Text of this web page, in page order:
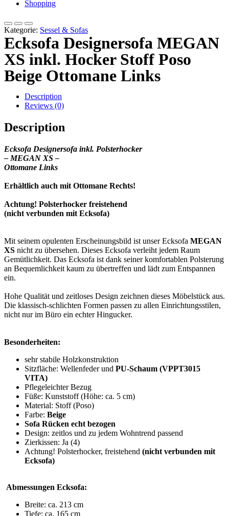
Shopping
Kategorie: Sessel & Sofas
Ecksofa Designersofa MEGAN
XS inkl. Hocker Stoff Poso
Beige Ottomane Links
Description
Reviews (0)
Description
Ecksofa Designersofa inkl. Polsterhocker
– MEGAN XS –
Ottomane Links
Erhältlich auch mit Ottomane Rechts!
Achtung! Polsterhocker freistehend
(nicht verbunden mit Ecksofa)
Mit seinem opulenten Erscheinungsbild ist unser Ecksofa MEGAN
XS nicht zu übersehen. Dieses Ecksofa verleiht jedem Raum
Gemütlichkeit. Das Ecksofa ist dank seiner komfortablen Polsterung
an Bequemlichkeit kaum zu übertreffen und lädt zum Entspannen
ein.
Hohe Qualität und zeitloses Design zeichnen dieses Möbelstück aus.
Die klassisch-schlichten Formen passen zu allen Einrichtungsstilen,
nicht nur im Büro ein echter Hingucker.
Besonderheiten:
sehr stabile Holzkonstruktion
Sitzfläche: Wellenfeder und PU-Schaum (VPPT3015
VITA)
Pflegeleichter Bezug
Füße: Kunststoff (Höhe: ca. 5 cm)
Material: Stoff (Poso)
Farbe: Beige
Sofa Rücken echt bezogen
Design: zeitlos und zu jedem Wohntrend passend
Zierkissen: Ja (4)
Achtung! Polsterhocker, freistehend (nicht verbunden mit
Ecksofa)
Abmessungen Ecksofa:
Breite: ca. 213 cm
Tiefe: ca. 165 cm